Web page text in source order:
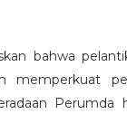
bahwa
memperkuat